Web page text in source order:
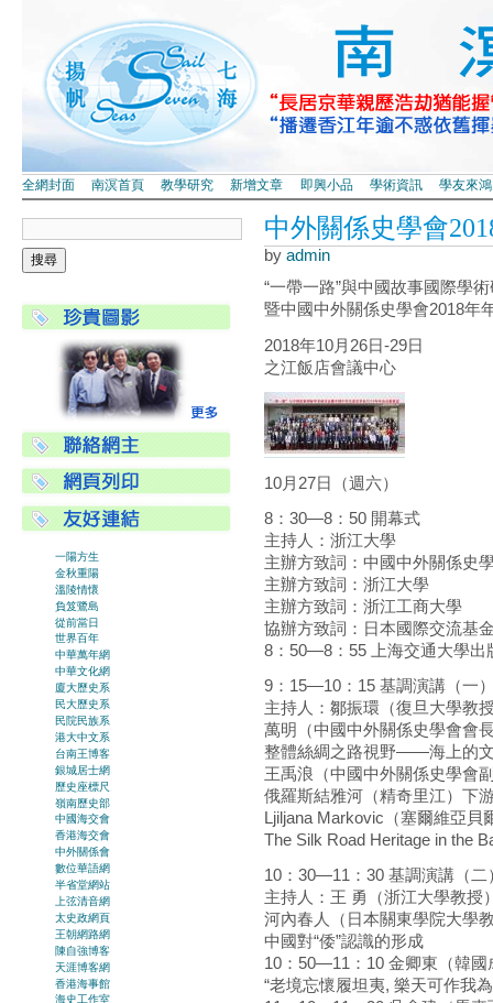
全網封面 南溟首頁 教學研究 新增文章 即興小品 學術資訊 學友來鴻
中外關係史學會
by admin
“一帶一路”與中國故事國際學
暨中國中外關係史學會2018年
2018年10月26日-29日
之江飯店會議中心
10月27日（週六）
8：30—8：50 開幕式
主持人：浙江大學
主辦方致詞：中國中外關係史
主辦方致詞：浙江大學
主辦方致詞：浙江工商大學
協辦方致詞：日本國際交流基
8：50—8：55 上海交通大學出
9：15—10：15 基調演講（一
主持人：鄒振環（復旦大學教
萬明（中國中外關係史學會會
整體絲綢之路視野——海上的
王禹浪（中國中外關係史學會
俄羅斯結雅河（精奇里江）下
Ljiljana Markovic（塞爾維亞貝
The Silk Road Heritage in the
10：30—11：30 基調演講（二
主持人：王 勇（浙江大學教授
河內春人（日本關東學院大學
中國對“倭”認識的形成
10：50—11：10 金卿東（韓國
“老境忘懷履坦夷, 樂天可作我
一陽方生
金秋重陽
溫陵情懷
負笈鷺島
從前當日
世界百年
中華萬年網
中華文化網
廈大歷史系
民大歷史系
民院民族系
港大中文系
台南王博客
銀城居士網
歷史座標尺
嶺南歷史部
中國海交會
香港海交會
中外關係會
數位華語網
半省堂網站
上弦清音網
太史政網頁
王朝網路網
陳自強博客
天涯博客網
香港海事館
海史工作室